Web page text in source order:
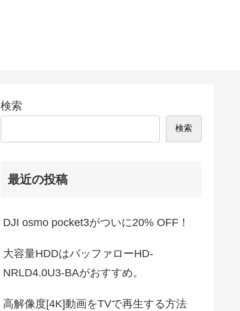
検索
検索
最近の投稿
DJI osmo pocket3がついに20% OFF！
大容量HDDはバッファローHD-
NRLD4.0U3-BAがおすすめ。
高解像度[4K]動画をTVで再生する方法